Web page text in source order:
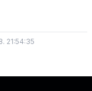
21:54:35